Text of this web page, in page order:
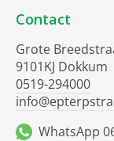
Contact
Grote
9101KJ Dokkum
0519-294000
WhatsApp